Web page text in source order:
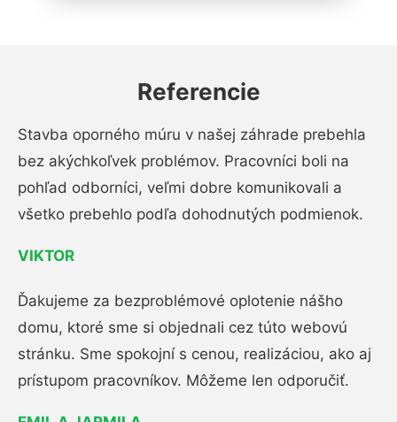
Referencie
Stavba oporného múru v našej záhrade prebehla
bez akýchkoľvek problémov. Pracovníci boli na
pohľad odborníci, veľmi dobre komunikovali a
všetko prebehlo podľa dohodnutých podmienok.
VIKTOR
Ďakujeme za bezproblémové oplotenie nášho
domu, ktoré sme si objednali cez túto webovú
stránku. Sme spokojní s cenou, realizáciou, ako aj
prístupom pracovníkov. Môžeme len odporučiť.